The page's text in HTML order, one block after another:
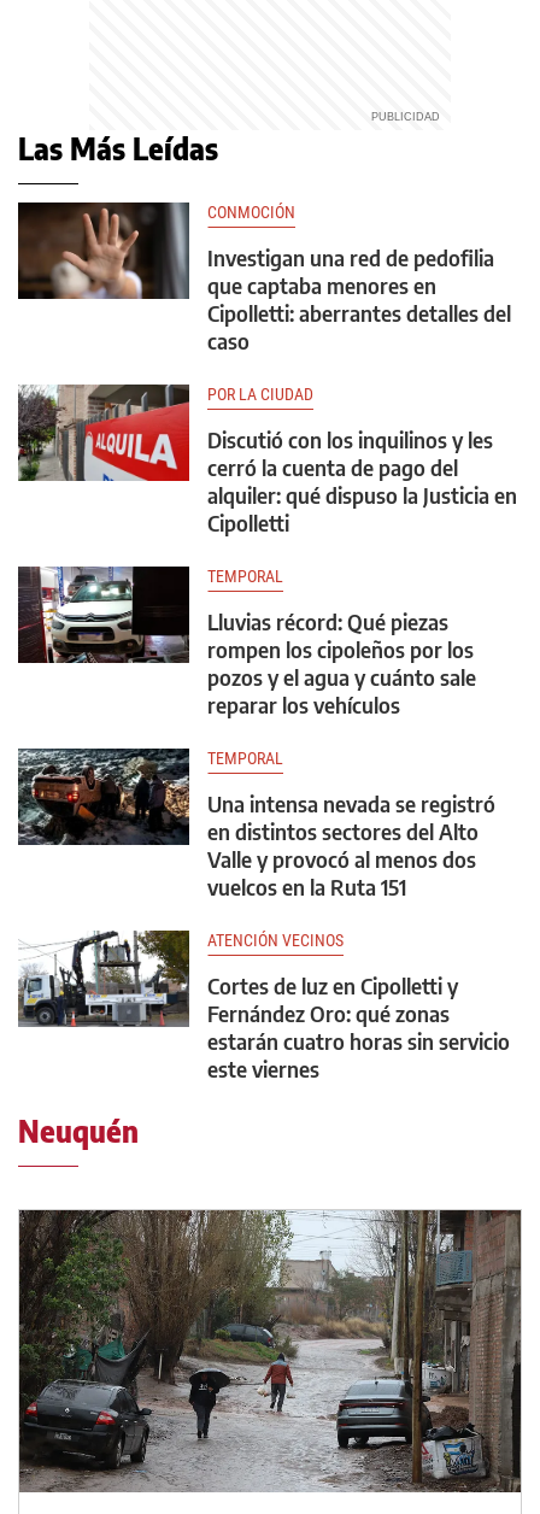
Las Más Leídas
CONMOCIÓN
Investigan una red de pedofilia
que captaba menores en
Cipolletti: aberrantes detalles del
caso
POR LA CIUDAD
Discutió con los inquilinos y les
cerró la cuenta de pago del
alquiler: qué dispuso la Justicia en
Cipolletti
TEMPORAL
Lluvias récord: Qué piezas
rompen los cipoleños por los
pozos y el agua y cuánto sale
reparar los vehículos
TEMPORAL
Una intensa nevada se registró
en distintos sectores del Alto
Valle y provocó al menos dos
vuelcos en la Ruta 151
ATENCIÓN VECINOS
Cortes de luz en Cipolletti y
Fernández Oro: qué zonas
estarán cuatro horas sin servicio
este viernes
Neuquén